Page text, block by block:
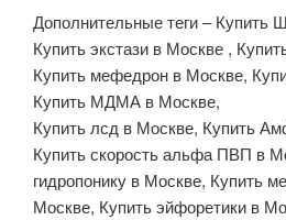
Дополнительные теги – Купить
Купить экстази в Москве ,
Купить мефедрон в Москве,
Купить МДМА в Москве,
Купить лсд в Москве, Купить
Купить скорость альфа ПВП в
гидропонику в Москве, Купить
Москве, Купить эйфоретики в